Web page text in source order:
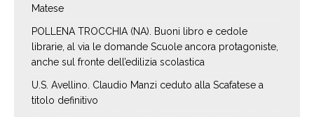
Matese
POLLENA TROCCHIA (NA). Buoni libro e cedole
librarie, al via le domande Scuole ancora protagoniste,
anche sul fronte dell’edilizia scolastica
U.S. Avellino. Claudio Manzi ceduto alla Scafatese a
titolo definitivo